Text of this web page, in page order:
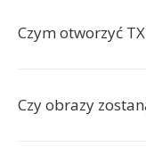
Czym otworzyć
Czy obrazy